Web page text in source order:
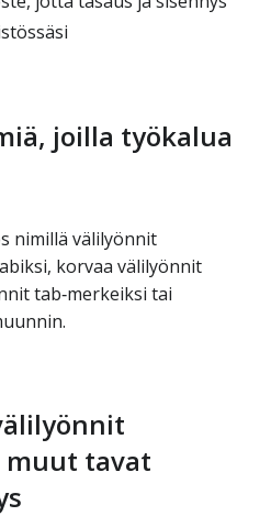
joilla työkalua
nimillä välilyönnit
korvaa välilyönnit
tab‑merkeiksi tai
muut tavat